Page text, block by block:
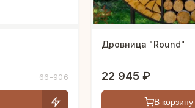
66-906
Дровница "Round"
22 945 ₽
В корзину